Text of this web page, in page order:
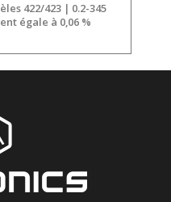
422/423 | 0.2-345
égale à 0,06 %